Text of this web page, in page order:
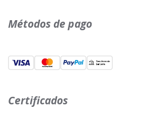
Métodos de pago
Certificados